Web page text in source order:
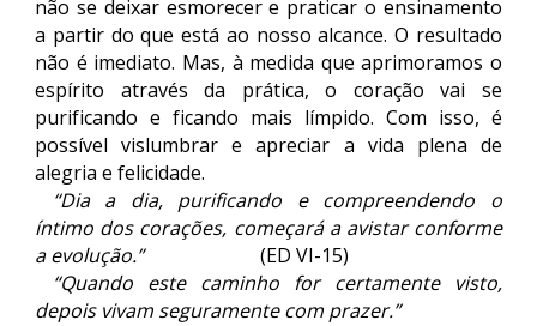
não se deixar esmorecer e praticar o ensinamento
a partir do que está ao nosso alcance. O resultado
não é imediato. Mas, à medida que aprimoramos o
espírito através da prática, o coração vai se
purificando e ficando mais límpido. Com isso, é
possível vislumbrar e apreciar a vida plena de
alegria e felicidade.
“Dia a dia, purificando e compreendendo o
íntimo dos corações, começará a avistar conforme
a evolução.”
(ED VI-15)
“Quando este caminho for certamente visto,
depois vivam seguramente com prazer.”